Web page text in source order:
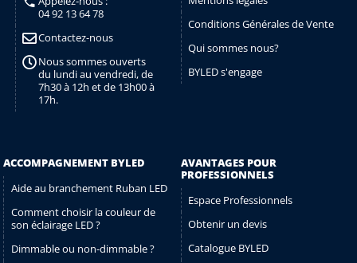
04 92 13 64 78
Contactez-nous
Nous sommes ouverts
du lundi au vendredi, de
7h30 à 12h et de 13h00 à
17h.
Conditions Générales de Vente
Qui sommes nous?
BYLED s'engage
ACCOMPAGNEMENT BYLED
Aide au branchement Ruban LED
Comment choisir la couleur de
son éclairage LED ?
Dimmable ou non-dimmable ?
AVANTAGES POUR
PROFESSIONNELS
Espace Professionnels
Obtenir un devis
Catalogue BYLED